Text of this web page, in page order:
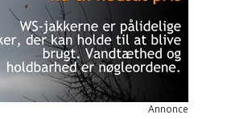
Annonce